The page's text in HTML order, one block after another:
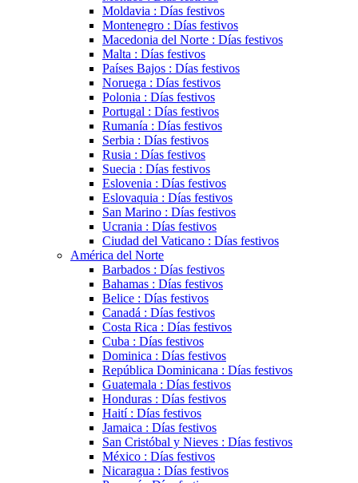
Moldavia : Días festivos
Montenegro : Días festivos
Macedonia del Norte : Días festivos
Malta : Días festivos
Países Bajos : Días festivos
Noruega : Días festivos
Polonia : Días festivos
Portugal : Días festivos
Rumanía : Días festivos
Serbia : Días festivos
Rusia : Días festivos
Suecia : Días festivos
Eslovenia : Días festivos
Eslovaquia : Días festivos
San Marino : Días festivos
Ucrania : Días festivos
Ciudad del Vaticano : Días festivos
América del Norte
Barbados : Días festivos
Bahamas : Días festivos
Belice : Días festivos
Canadá : Días festivos
Costa Rica : Días festivos
Cuba : Días festivos
Dominica : Días festivos
República Dominicana : Días festivos
Guatemala : Días festivos
Honduras : Días festivos
Haití : Días festivos
Jamaica : Días festivos
San Cristóbal y Nieves : Días festivos
México : Días festivos
Nicaragua : Días festivos